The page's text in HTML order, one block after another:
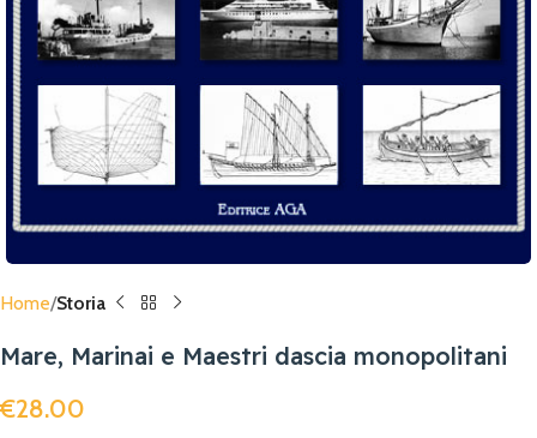
Home Storia
Mare, Marinai e Maestri dascia monopolitani
€28.00